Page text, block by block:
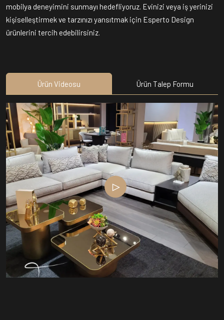
mobilya deneyimini sunmayı hedefliyoruz. Evinizi veya iş yerinizi
kişiselleştirmek ve tarzınızı yansıtmak için Esperto Design
ürünlerini tercih edebilirsiniz.
Ürün Videosu Ürün Talep Formu